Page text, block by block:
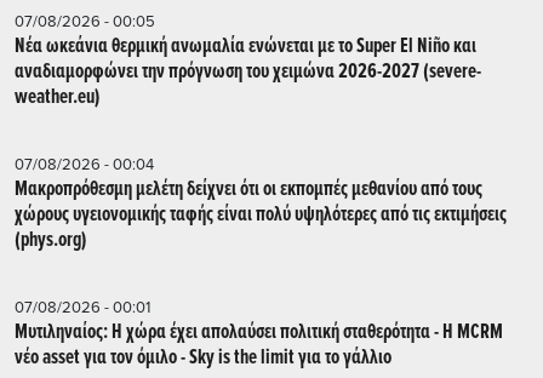
07/08/2026 - 00:05
Νέα ωκεάνια θερμική ανωμαλία ενώνεται με το Super El Niño και
αναδιαμορφώνει την πρόγνωση του χειμώνα 2026-2027 (severe-
weather.eu)
07/08/2026 - 00:04
Μακροπρόθεσμη μελέτη δείχνει ότι οι εκπομπές μεθανίου από τους
χώρους υγειονομικής ταφής είναι πολύ υψηλότερες από τις εκτιμήσεις
(phys.org)
07/08/2026 - 00:01
Μυτιληναίος: Η χώρα έχει απολαύσει πολιτική σταθερότητα - Η MCRM
νέο asset για τον όμιλο - Sky is the limit για το γάλλιο